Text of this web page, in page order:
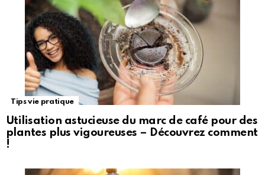
Tips vie pratique
Utilisation astucieuse du marc de café pour des
plantes plus vigoureuses – Découvrez comment
!